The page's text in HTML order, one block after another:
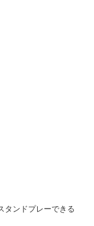
タンドプレーできる